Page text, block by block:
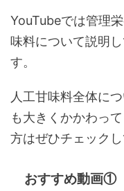
YouTubeでは管理
味料について説明
す。
人工甘味料全体に
も大きくかかわっ
方はぜひチェックし
おすすめ動画①